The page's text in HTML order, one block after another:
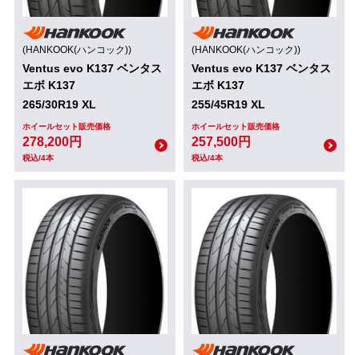
(HANKOOK(ハンコック))
Ventus evo K137 ベンタス
エボ K137
265/30R19 XL
ホイールセット販売価格
278,200円
税込/4本
(HANKOOK(ハンコック))
Ventus evo K137 ベンタス
エボ K137
255/45R19 XL
ホイールセット販売価格
257,500円
税込/4本